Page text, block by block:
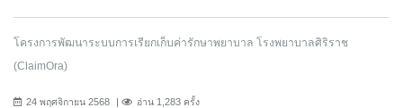
โครงการพัฒนาระบบการเรียกเก็บค่ารักษาพยาบาล โรงพยาบาลศิริราช
(ClaimOra)
24 พฤศจิกายน 2568 อ่าน 1,283 ครั้ง